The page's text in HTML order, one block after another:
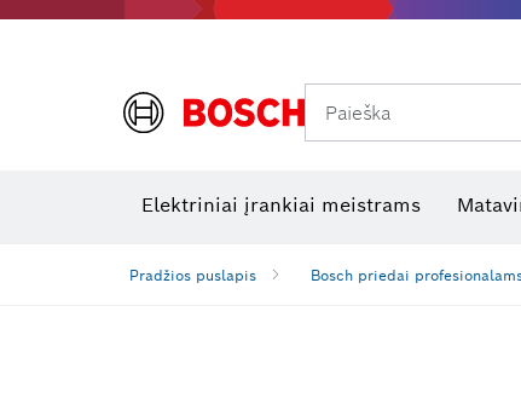
Paieška
Elektriniai įrankiai meistrams
Pradžios puslapis Bosch priedai